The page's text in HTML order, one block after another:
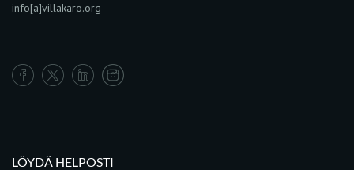
info[a]villakaro.org
LÖYDÄ HELPOSTI